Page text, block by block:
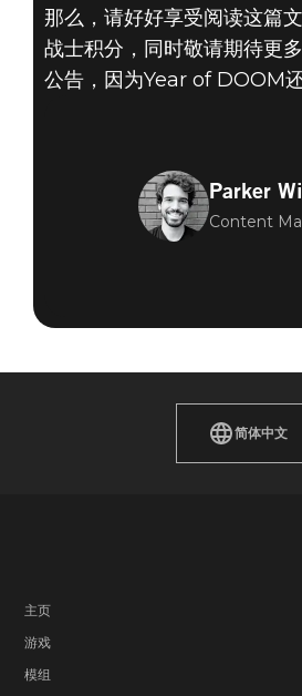
DOOM® Eternal
2020年8月18日
到啦！
那么，请好好享受阅读这篇
战士积分，同时敬请期待更
公告，因为Year of DOOM还
Parker
Content
简体中文
主页
游戏
模组